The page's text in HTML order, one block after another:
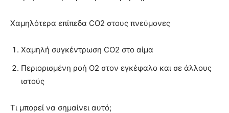
Χαμηλότερα επίπεδα CO2 στους πνεύμονες
Χαμηλή συγκέντρωση CO2 στο αίμα
Περιορισμένη ροή Ο2 στον εγκέφαλο και σε άλλους
ιστούς
Τι μπορεί να σημαίνει αυτό;